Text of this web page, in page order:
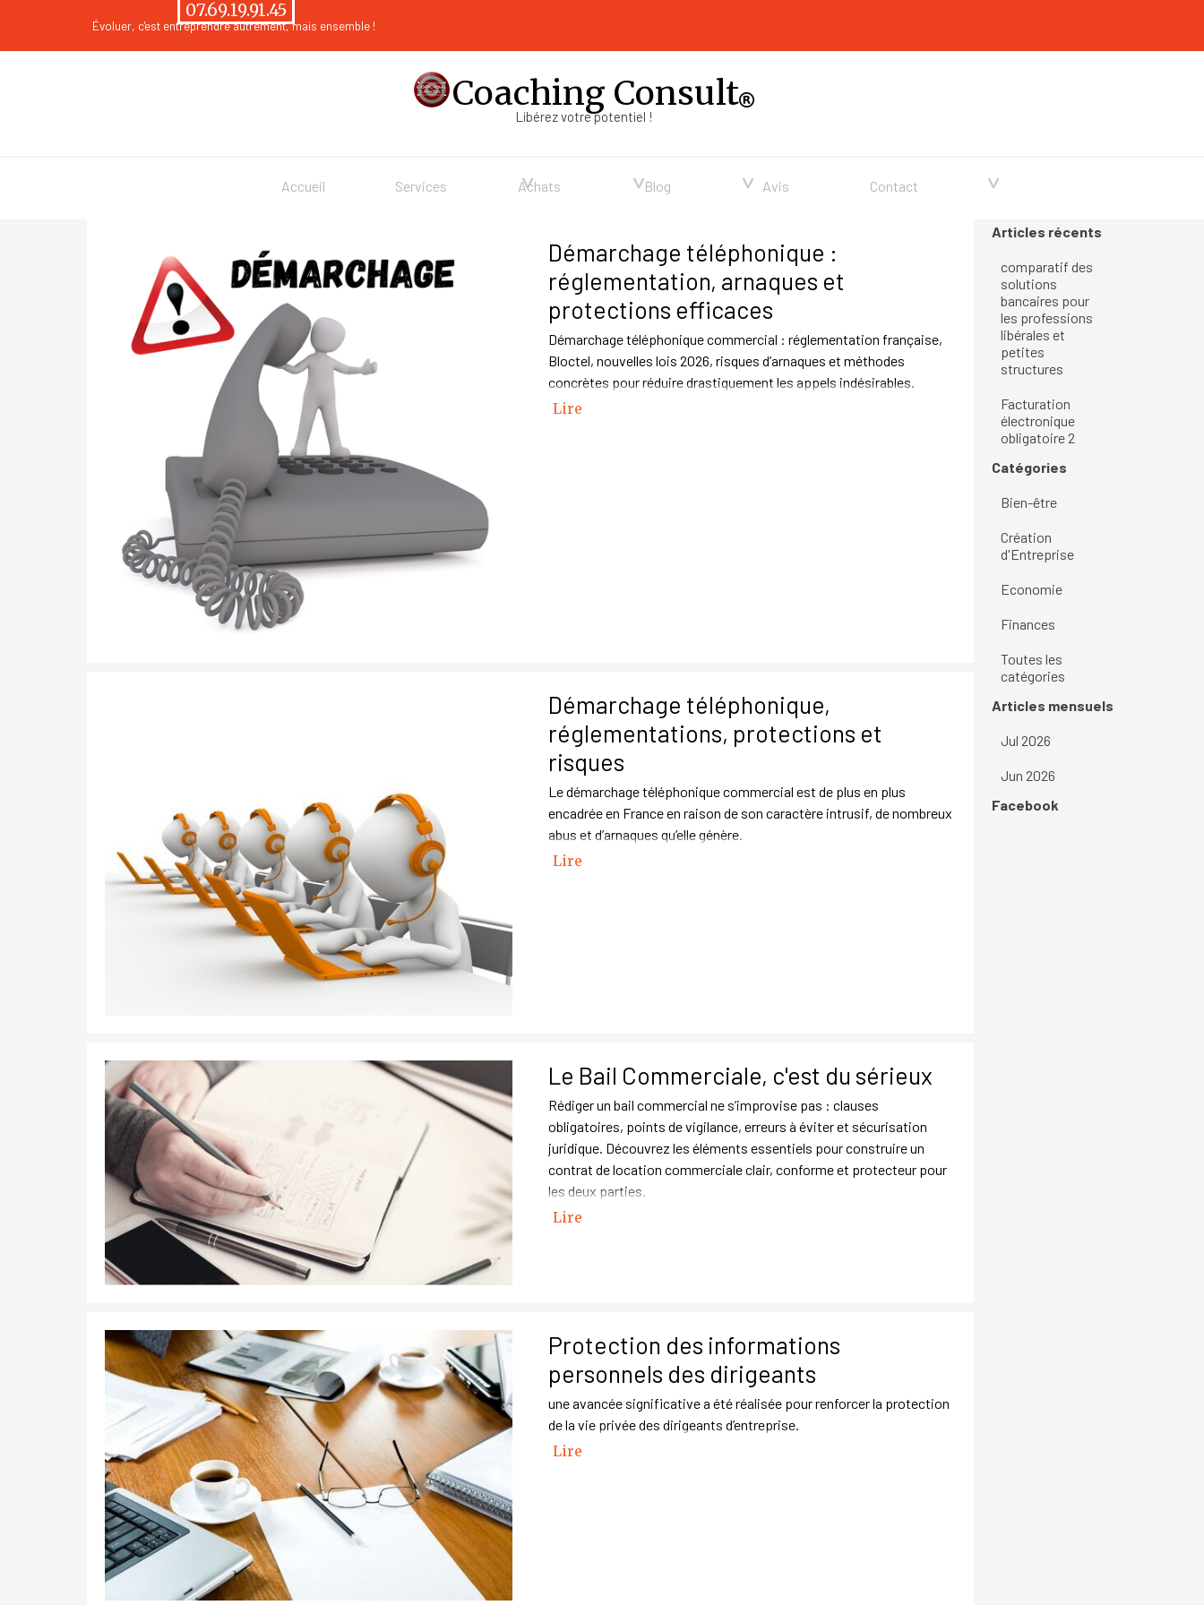
07.69.19.91.45
Évoluer, c'est entreprendre autrement, mais ensemble !
Coaching Consult
Libérez votre potentiel !
Accueil
Services ▼
Achats ▼
Blog ▼
Avis Contact
Démarchage téléphonique :
réglementation, arnaques et
protections efficaces
Démarchage téléphonique commercial : réglementation française,
Bloctel, nouvelles lois 2026, risques d’arnaques et méthodes
concrètes pour réduire drastiquement les appels indésirables.
Lire
Démarchage téléphonique,
réglementations, protections et
risques
Le démarchage téléphonique commercial est de plus en plus
encadrée en France en raison de son caractère intrusif, de nombreux
abus et d’arnaques qu’elle génère.
Lire
Le Bail Commerciale, c'est du sérieux
Rédiger un bail commercial ne s’improvise pas : clauses
obligatoires, points de vigilance, erreurs à éviter et sécurisation
juridique. Découvrez les éléments essentiels pour construire un
contrat de location commerciale clair, conforme et protecteur pour
les deux parties.
Lire
Protection des informations
personnels des dirigeants
une avancée significative a été réalisée pour renforcer la protection
de la vie privée des dirigeants d’entreprise.
Lire
Sauter le bloc Articles récents
Articles récents
comparatif des
solutions
bancaires pour
les professions
libérales et
petites
structures
Facturation
électronique
obligatoire 2
Sauter le bloc Catégories
Catégories
Bien-être
Création
d'Entreprise
Economie
Finances
Toutes les
catégories
Sauter le bloc Articles mensuels
Articles mensuels
Jul 2026
Jun 2026
Sauter le bloc Facebook
Facebook